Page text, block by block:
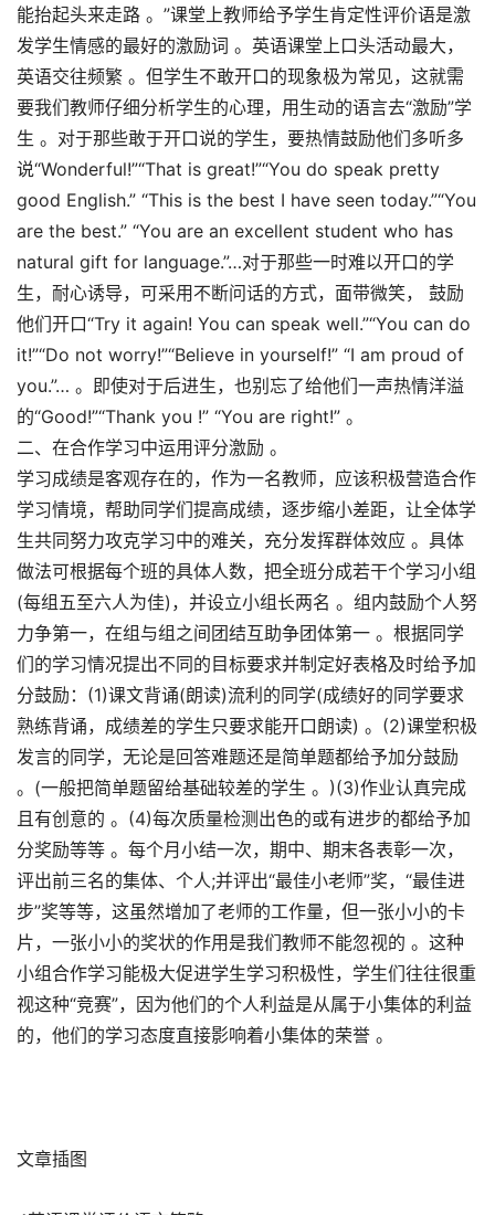
能抬起头来走路 。”课堂上教师给予学生肯定性评价语是激
发学生情感的最好的激励词 。英语课堂上口头活动最大，
英语交往频繁 。但学生不敢开口的现象极为常见，这就需
要我们教师仔细分析学生的心理，用生动的语言去“激励”学
生 。对于那些敢于开口说的学生，要热情鼓励他们多听多
说“Wonderful!”“That is great!”“You do speak pretty
good English.” “This is the best I have seen today.”“You
are the best.” “You are an excellent student who has
natural gift for language.”…对于那些一时难以开口的学
生，耐心诱导，可采用不断问话的方式，面带微笑， 鼓励
他们开口“Try it again! You can speak well.”“You can do
it!”“Do not worry!”“Believe in yourself!” “I am proud of
you.”… 。即使对于后进生，也别忘了给他们一声热情洋溢
的“Good!”“Thank you !” “You are right!” 。
二、在合作学习中运用评分激励 。
学习成绩是客观存在的，作为一名教师，应该积极营造合作
学习情境，帮助同学们提高成绩，逐步缩小差距，让全体学
生共同努力攻克学习中的难关，充分发挥群体效应 。具体
做法可根据每个班的具体人数，把全班分成若干个学习小组
(每组五至六人为佳)，并设立小组长两名 。组内鼓励个人努
力争第一，在组与组之间团结互助争团体第一 。根据同学
们的学习情况提出不同的目标要求并制定好表格及时给予加
分鼓励：(1)课文背诵(朗读)流利的同学(成绩好的同学要求
熟练背诵，成绩差的学生只要求能开口朗读) 。(2)课堂积极
发言的同学，无论是回答难题还是简单题都给予加分鼓励
。(一般把简单题留给基础较差的学生 。)(3)作业认真完成
且有创意的 。(4)每次质量检测出色的或有进步的都给予加
分奖励等等 。每个月小结一次，期中、期末各表彰一次，
评出前三名的集体、个人;并评出“最佳小老师”奖，“最佳进
步”奖等等，这虽然增加了老师的工作量，但一张小小的卡
片，一张小小的奖状的作用是我们教师不能忽视的 。这种
小组合作学习能极大促进学生学习积极性，学生们往往很重
视这种“竞赛”，因为他们的个人利益是从属于小集体的利益
的，他们的学习态度直接影响着小集体的荣誉 。
文章插图